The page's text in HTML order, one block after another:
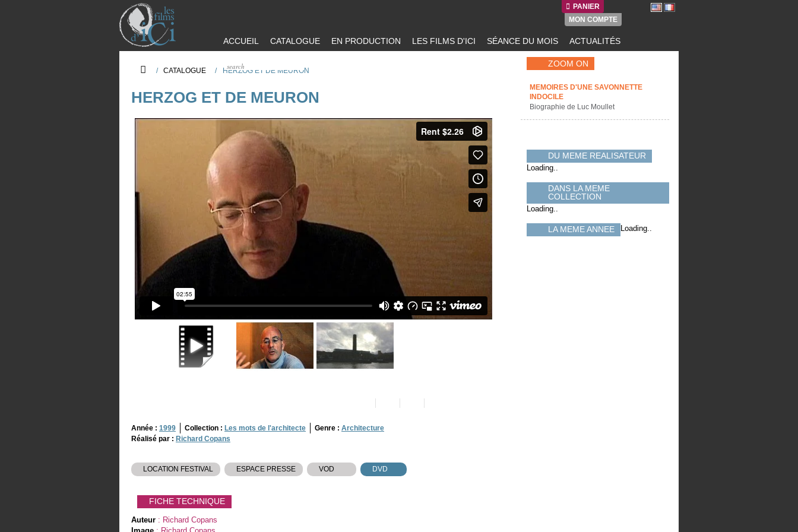
PANIER
MON COMPTE
ACCUEIL CATALOGUE EN PRODUCTION LES FILMS D'ICI SÉANCE DU MOIS ACTUALITÉS
/ CATALOGUE / HERZOG ET DE MEURON
HERZOG ET DE MEURON
Année : 1999 Collection : Les mots de l'architecte Genre : Architecture
Réalisé par : Richard Copans
LOCATION FESTIVAL ESPACE PRESSE VOD DVD
FICHE TECHNIQUE
Auteur : Richard Copans
ZOOM ON
MEMOIRES D'UNE SAVONNETTE
INDOCILE
Biographie de Luc Moullet
DU MEME REALISATEUR
Loading..
DANS LA MEME
COLLECTION
Loading..
LA MEME ANNEE Loading..